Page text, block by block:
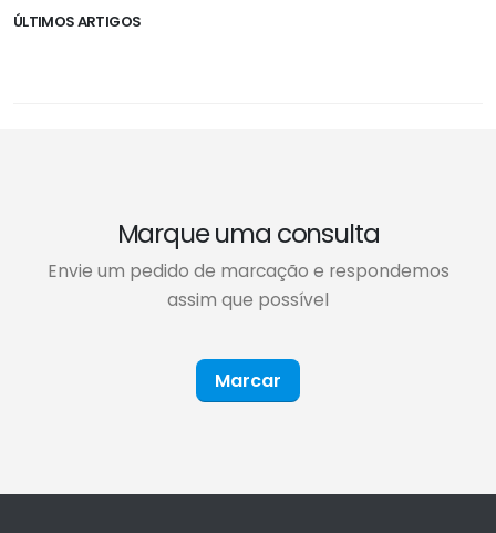
ÚLTIMOS ARTIGOS
Marque uma consulta
Envie um pedido de marcação e respondemos
assim que possível
Marcar